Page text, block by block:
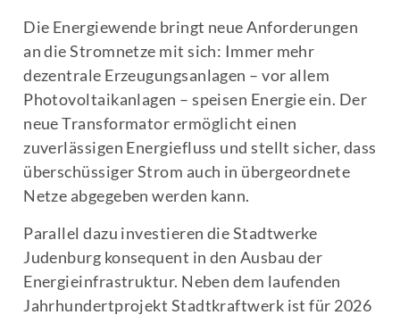
Die Energiewende bringt neue Anforderungen
an die Stromnetze mit sich: Immer mehr
dezentrale Erzeugungsanlagen – vor allem
Photovoltaikanlagen – speisen Energie ein. Der
neue Transformator ermöglicht einen
zuverlässigen Energiefluss und stellt sicher, dass
überschüssiger Strom auch in übergeordnete
Netze abgegeben werden kann.
Parallel dazu investieren die Stadtwerke
Judenburg konsequent in den Ausbau der
Energieinfrastruktur. Neben dem laufenden
Jahrhundertprojekt Stadtkraftwerk ist für 2026